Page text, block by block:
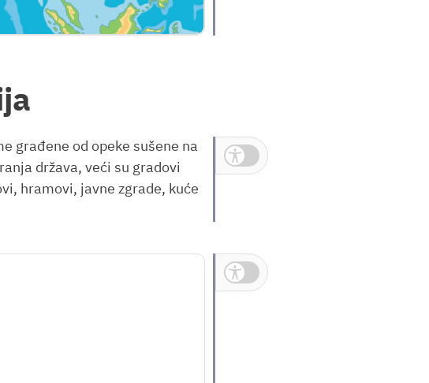
Inkluzivni prikaz
građene od opeke sušene na
država, veći su gradovi
hramovi, javne zgrade, kuće
Inkluzivni prikaz